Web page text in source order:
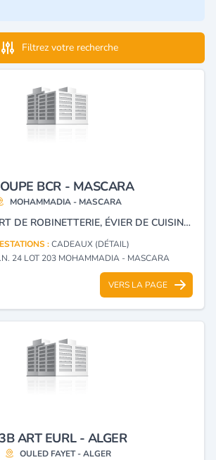
Filtrez votre recherche
BCR - MASCARA
MOHAMMADIA - MASCARA
VENTE ET IMPORT DE ROBINETTERIE, ÉVIER DE CUISINE, ARTICLE MÉNAGÈRE ET CADEAUX.
:CADEAUX (DÉTAIL)
24 LOT 203 MOHAMMADIA - MASCARA
VERS LA PAGE
ART EURL - ALGER
OULED FAYET - ALGER